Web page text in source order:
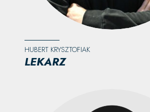
HUBERT KRYSZTOFIAK
LEKARZ